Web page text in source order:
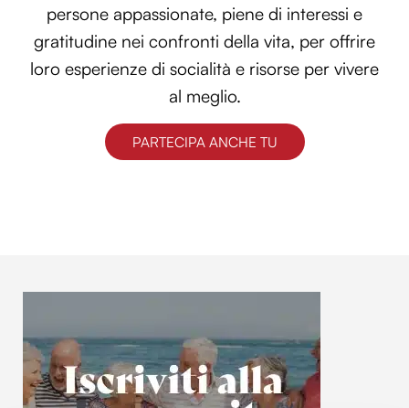
persone appassionate, piene di interessi e
gratitudine nei confronti della vita, per offrire
loro esperienze di socialità e risorse per vivere
al meglio.
PARTECIPA ANCHE TU